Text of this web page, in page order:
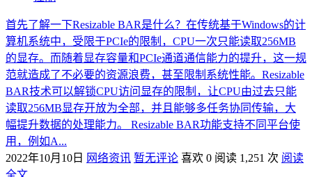
首先了解一下Resizable BAR是什么？在传统基于Windows的计
算机系统中，受限于PCIe的限制，CPU一次只能读取256MB
的显存。而随着显存容量和PCIe通道通信能力的提升，这一规
范就造成了不必要的资源浪费，甚至限制系统性能。Resizable
BAR技术可以解锁CPU访问显存的限制，让CPU由过去只能
读取256MB显存开放为全部，并且能够多任务协同传输，大
幅提升数据的处理能力。 Resizable BAR功能支持不同平台使
用，例如A...
2022年10月10日
网络资讯 暂无评论 喜欢 0 阅读 1,251 次 阅读
全文